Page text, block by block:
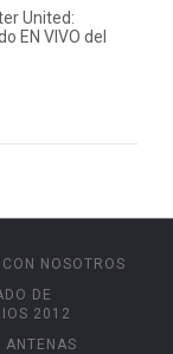
United:
EN VIVO del
NOSOTROS
DE
2012
ANTENAS